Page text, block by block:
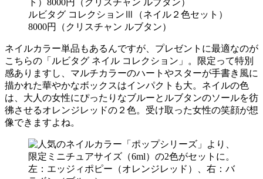
ルビタグ コレクションⅢ（ネイル２色セット）
8000円（クリスチャン ルブタン）
ネイルカラー単品もあるんですが、プレゼントに最適なのが
こちらの「ルビタグ ネイル コレクション」。限定って特別
感ありますし、マルチカラーのハートやスターが手書き風に
描かれた華やかなボックスはインパクトも大。ネイルの色
は、大人の女性にぴったりなブルーとルブタンのソールを彷
彿させるオレンジレッドの２色。受け取った女性の笑顔が想
像できますよね。